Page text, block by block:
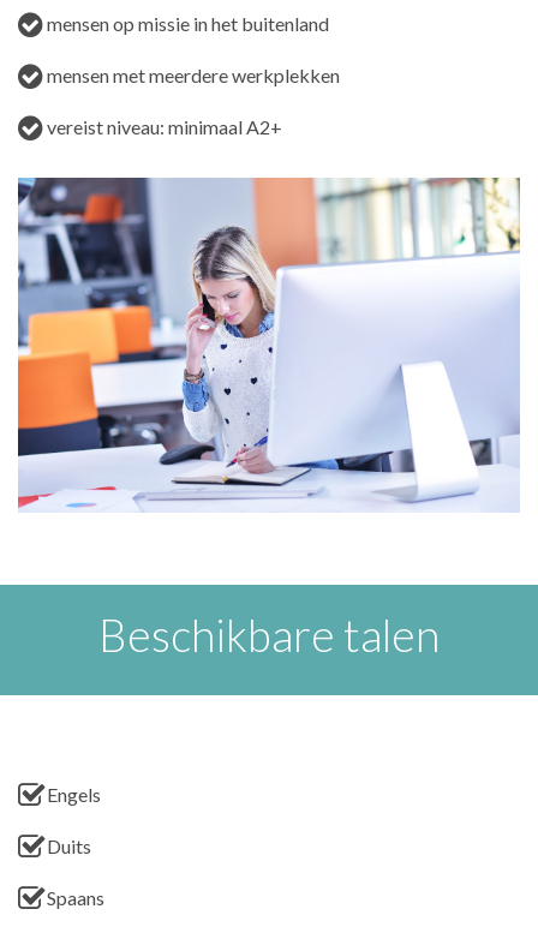
mensen op missie in het buitenland
mensen met meerdere werkplekken
vereist niveau: minimaal A2+
Beschikbare talen
Engels
Duits
Spaans